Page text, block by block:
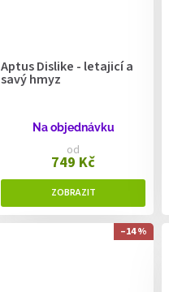
Aptus Dislike - letajicí a
savý hmyz
Na objednávku
od
749 Kč
–14 %